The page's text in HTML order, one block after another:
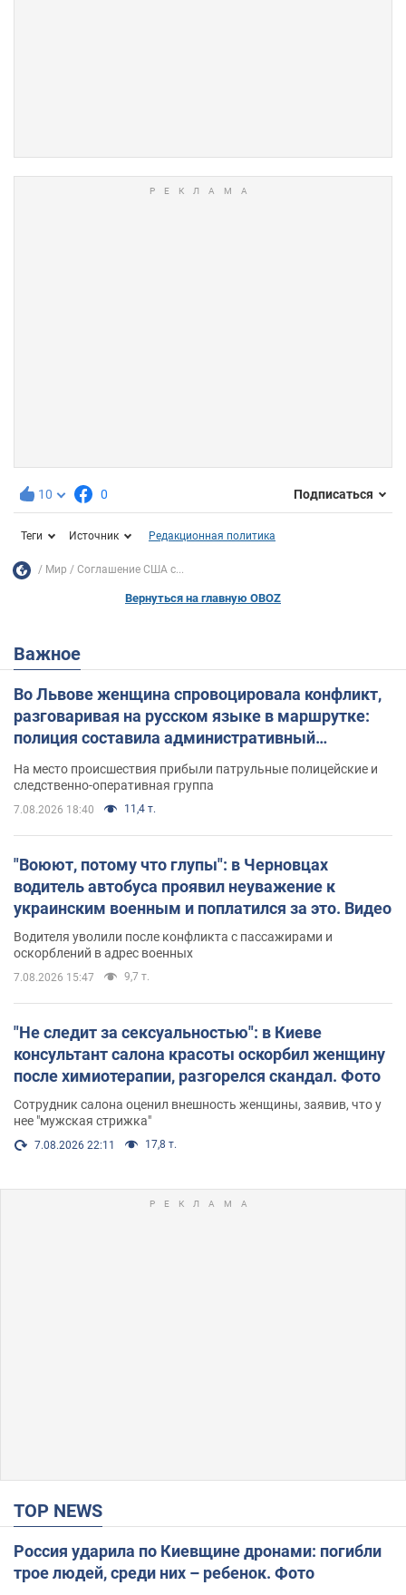
10 0 Подписаться
Теги Источник Редакционная политика
Мир Соглашение США с...
Вернуться на главную OBOZ
Важное
Во Львове женщина спровоцировала конфликт,
разговаривая на русском языке в маршрутке:
полиция составила административный
На место происшествия прибыли патрульные полицейские и
следственно-оперативная группа
7.08.2026 18:40 11,4 т.
"Воюют, потому что глупы": в Черновцах
водитель автобуса проявил неуважение к
украинским военным и поплатился за это. Видео
Водителя уволили после конфликта с пассажирами и
оскорблений в адрес военных
7.08.2026 15:47 9,7 т.
"Не следит за сексуальностью": в Киеве
консультант салона красоты оскорбил женщину
после химиотерапии, разгорелся скандал. Фото
Сотрудник салона оценил внешность женщины, заявив, что у
нее "мужская стрижка"
7.08.2026 22:11 17,8 т.
TOP NEWS
Россия ударила по Киевщине дронами: погибли
трое людей, среди них – ребенок. Фото